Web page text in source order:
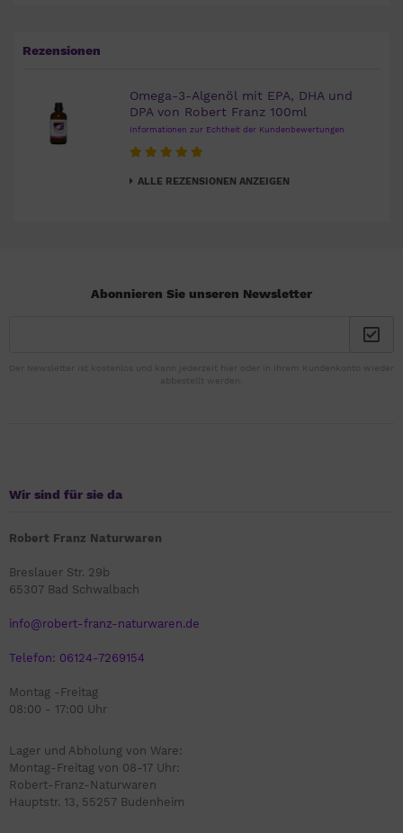
Rezensionen
Omega-3-Algenöl mit EPA, DHA und
DPA von Robert Franz 100ml
Informationen zur Echtheit der Kundenbewertungen
ALLE REZENSIONEN ANZEIGEN
Abonnieren Sie unseren Newsletter
Der Newsletter ist kostenlos und kann jederzeit hier oder in Ihrem Kundenkonto wieder
abbestellt werden.
Wir sind für sie da
Robert Franz Naturwaren
Breslauer Str. 29b
65307 Bad Schwalbach
info@robert-franz-naturwaren.de
Telefon: 06124-7269154
Montag -Freitag
08:00 - 17:00 Uhr
Lager und Abholung von Ware:
Montag-Freitag von 08-17 Uhr:
Robert-Franz-Naturwaren
Hauptstr. 13, 55257 Budenheim